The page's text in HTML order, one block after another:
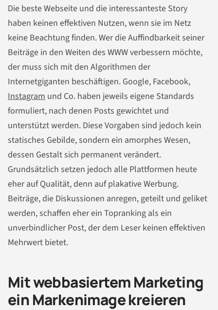
Die beste Webseite und die interessanteste Story
haben keinen effektiven Nutzen, wenn sie im Netz
keine Beachtung finden. Wer die Auffindbarkeit seiner
Beiträge in den Weiten des WWW verbessern möchte,
der muss sich mit den Algorithmen der
Internetgiganten beschäftigen. Google, Facebook,
Instagram und Co. haben jeweils eigene Standards
formuliert, nach denen Posts gewichtet und
unterstützt werden. Diese Vorgaben sind jedoch kein
statisches Gebilde, sondern ein amorphes Wesen,
dessen Gestalt sich permanent verändert.
Grundsätzlich setzen jedoch alle Plattformen heute
eher auf Qualität, denn auf plakative Werbung.
Beiträge, die Diskussionen anregen, geteilt und geliket
werden, schaffen eher ein Topranking als ein
unverbindlicher Post, der dem Leser keinen effektiven
Mehrwert bietet.
Mit webbasiertem Marketing
ein Markenimage kreieren